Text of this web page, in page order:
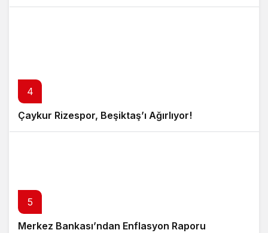
4
Çaykur Rizespor, Beşiktaş’ı Ağırlıyor!
5
Merkez Bankası’ndan Enflasyon Raporu